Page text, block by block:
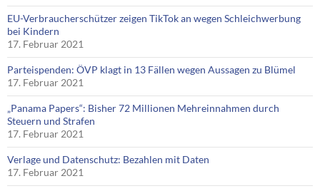
EU-Verbraucherschützer zeigen TikTok an wegen Schleichwerbung
bei Kindern
17. Februar 2021
Parteispenden: ÖVP klagt in 13 Fällen wegen Aussagen zu Blümel
17. Februar 2021
„Panama Papers“: Bisher 72 Millionen Mehreinnahmen durch
Steuern und Strafen
17. Februar 2021
Verlage und Datenschutz: Bezahlen mit Daten
17. Februar 2021